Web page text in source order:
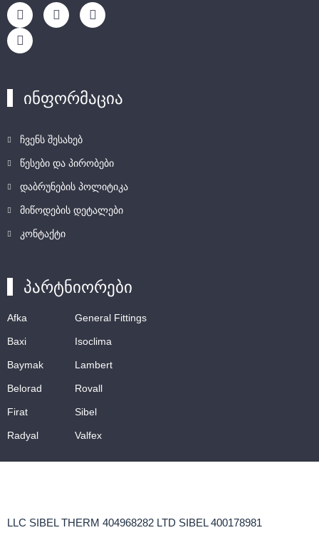
ინფორმაცია
ჩვენს შესახებ
წესები და პირობები
დაბრუნების პოლიტიკა
მიწოდების დეტალები
კონტაქტი
პარტნიორები
Afka
Baxi
Baymak
Belorad
Firat
Radyal
General Fittings
Isoclima
Lambert
Rovall
Sibel
Valfex
LLC SIBEL THERM 404968282 LTD SIBEL 400178981